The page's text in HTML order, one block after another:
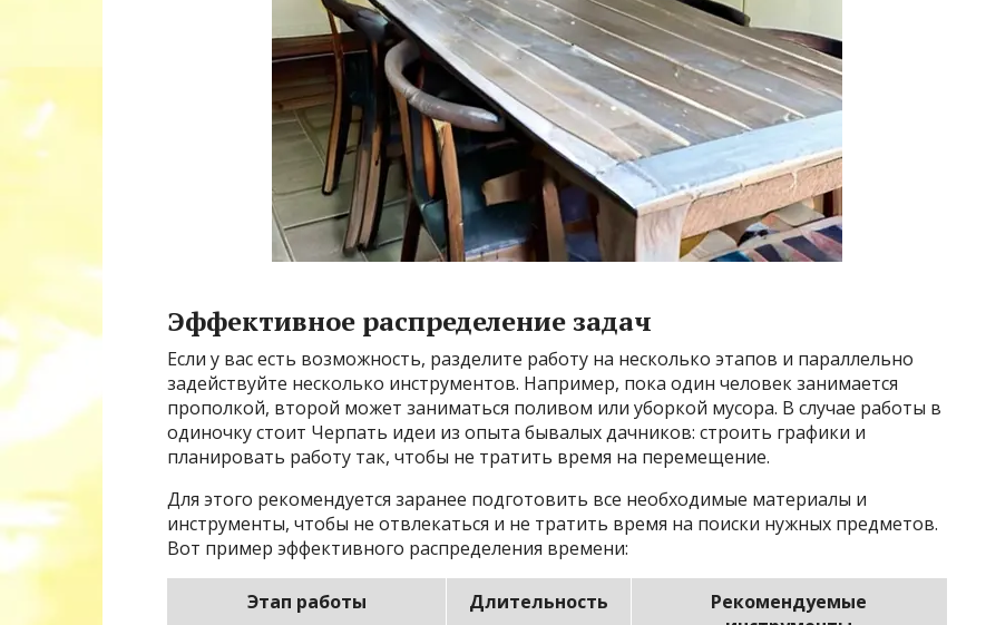
Эффективное распределение задач
Если у вас есть возможность, разделите работу на несколько этапов и параллельно
задействуйте несколько инструментов. Например, пока один человек занимается
прополкой, второй может заниматься поливом или уборкой мусора. В случае работы в
одиночку стоит Черпать идеи из опыта бывалых дачников: строить графики и
планировать работу так, чтобы не тратить время на перемещение.
Для этого рекомендуется заранее подготовить все необходимые материалы и
инструменты, чтобы не отвлекаться и не тратить время на поиски нужных предметов.
Вот пример эффективного распределения времени:
Этап работы Длительность
Рекомендуемые